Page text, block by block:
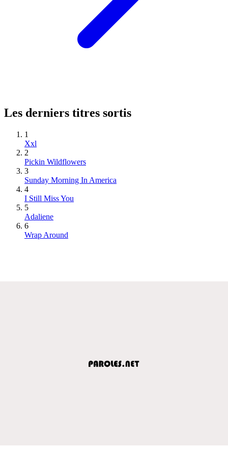
Les derniers titres sortis
1
Xxl
2
Pickin Wildflowers
3
Sunday Morning In America
4
I Still Miss You
5
Adaliene
6
Wrap Around